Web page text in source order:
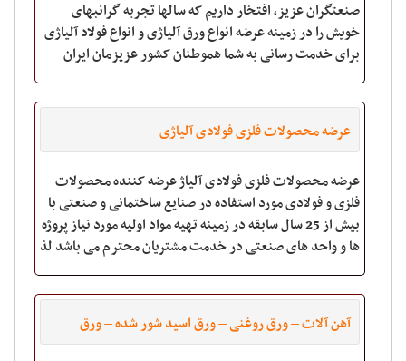
صنعتگران عزیز، افتخار داریم که سالها تجربه گرانبهای
خویش را در زمینه عرضه انواع ورق آلیاژی و انواع فولاد آلیاژی
برای خدمت رسانی به شما هموطنان کشور عزیزمان ایران
عرضه محصولات فلزی فولادی آلیاژی
عرضه محصولات فلزی فولادی آلیاژ عرضه کننده محصولات
فلزی و فولادی مورد استفاده در صنایع ساختمانی و صنعتی با
بیش از 25 سال سابقه در زمینه تهیه مواد اولیه مورد نیاز پروژه
ها و واحد های صنعتی در خدمت مشتریان محترم می باشد لذ
آهن آلات – ورق روغنی – ورق اسید شور شده – ورق